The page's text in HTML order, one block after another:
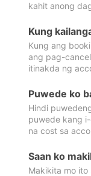
kahit anong
Kung
Kung ang
ang pag-
itinakda ng
Puwede ko
Hindi
puwede kang
na cost sa
Saan ko
Makikita mo ito